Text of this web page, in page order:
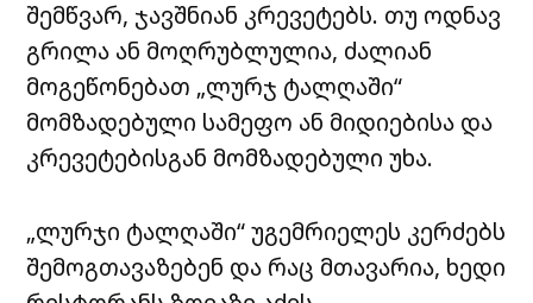
შემწვარ, ჯავშნიან კრევეტებს. თუ ოდნავ
გრილა ან მოღრუბლულია, ძალიან
მოგეწონებათ „ლურჯ ტალღაში“
მომზადებული სამეფო ან მიდიებისა და
კრევეტებისგან მომზადებულიუხა.
„ლურჯი ტალღაში“ უგემრიელეს კერძებს
შემოგთავაზებენ და რაც მთავარია, ხედი